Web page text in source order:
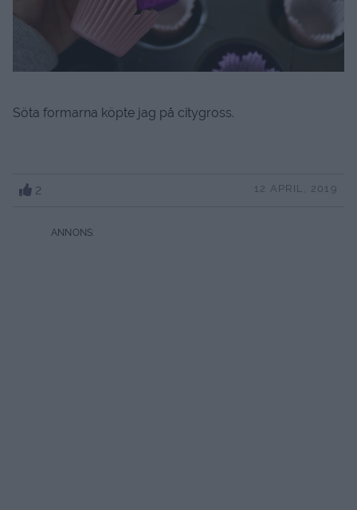
Söta formarna köpte jag på citygross.
2 12 APRIL, 2019